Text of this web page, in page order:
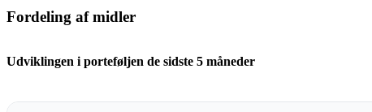
Fordeling af midler
Udviklingen i porteføljen de sidste 5 måneder